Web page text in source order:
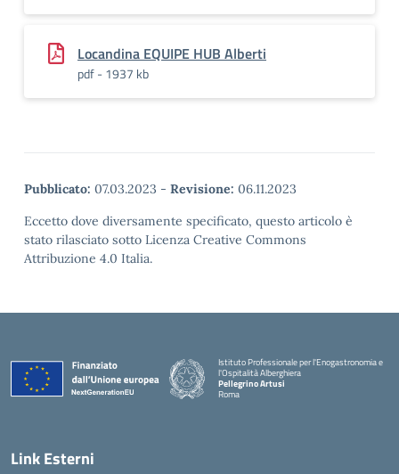
Locandina EQUIPE HUB Alberti
pdf - 1937 kb
Pubblicato: 07.03.2023 - Revisione: 06.11.2023
Eccetto dove diversamente specificato, questo articolo è
stato rilasciato sotto Licenza Creative Commons
Attribuzione 4.0 Italia.
Istituto Professionale per l'Enogastronomia e
l'Ospitalità Alberghiera
Pellegrino Artusi
Roma
Link Esterni